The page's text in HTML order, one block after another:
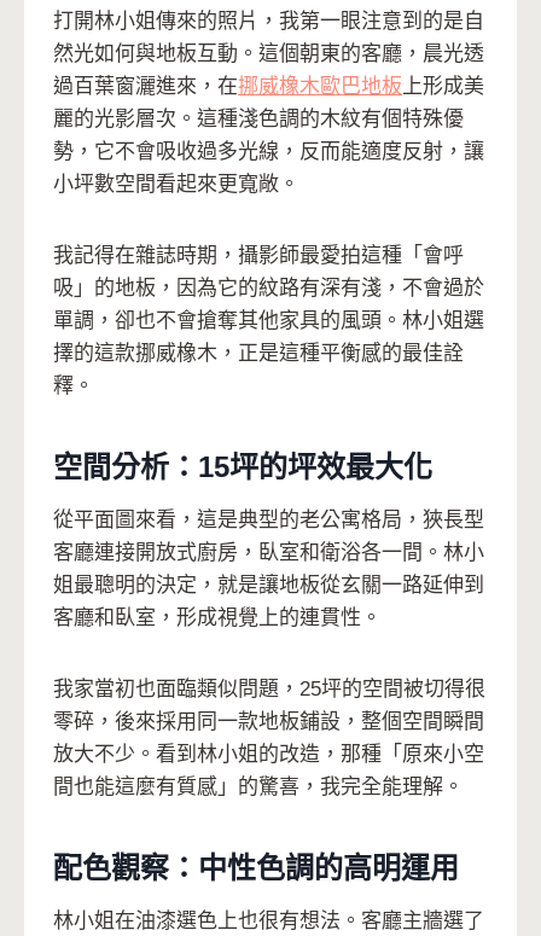
打開林小姐傳來的照片，我第一眼注意到的是自
然光如何與地板互動。這個朝東的客廳，晨光透
過百葉窗灑進來，在挪威橡木歐巴地板上形成美
麗的光影層次。這種淺色調的木紋有個特殊優
勢，它不會吸收過多光線，反而能適度反射，讓
小坪數空間看起來更寬敞。
我記得在雜誌時期，攝影師最愛拍這種「會呼
吸」的地板，因為它的紋路有深有淺，不會過於
單調，卻也不會搶奪其他家具的風頭。林小姐選
擇的這款挪威橡木，正是這種平衡感的最佳詮
釋。
空間分析：15坪的坪效最大化
從平面圖來看，這是典型的老公寓格局，狹長型
客廳連接開放式廚房，臥室和衛浴各一間。林小
姐最聰明的決定，就是讓地板從玄關一路延伸到
客廳和臥室，形成視覺上的連貫性。
我家當初也面臨類似問題，25坪的空間被切得很
零碎，後來採用同一款地板鋪設，整個空間瞬間
放大不少。看到林小姐的改造，那種「原來小空
間也能這麼有質感」的驚喜，我完全能理解。
配色觀察：中性色調的高明運用
林小姐在油漆選色上也很有想法。客廳主牆選了